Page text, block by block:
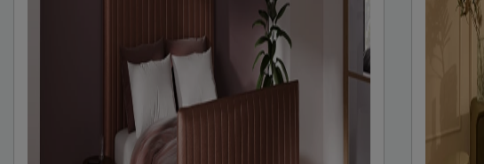
Protector
houden. Ook je